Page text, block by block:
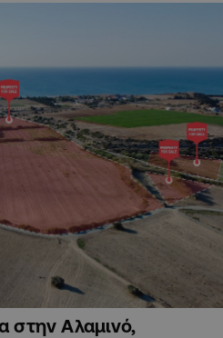
στην Αλαμινό,